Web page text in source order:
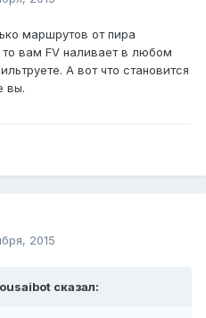
маршрутов от пира
вам FV наливает в любом
А вот что становится
вы.
2015
сказал: